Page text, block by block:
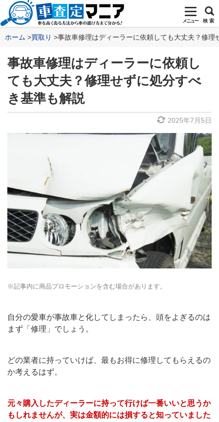
メニュー 検 索
ホーム 買取り 事故車修理はディーラーに依頼しても大丈夫？修理
事故車修理はディーラーに依頼し
ても大丈夫？修理せずに処分すべ
き基準も解説
2025年7月5日
※記事内に商品プロモーションを含む場合があります。
自分の愛車が事故車と化してしまったら、頭をよぎるのは
まず「修理」でしょう。
どの業者に持っていけば、最もお得に修理してもらえるの
か考えるはず。
元々購入したディーラーに持って行けば一番いいと思うか
もしれませんが、実は金額的には損すると知っていました